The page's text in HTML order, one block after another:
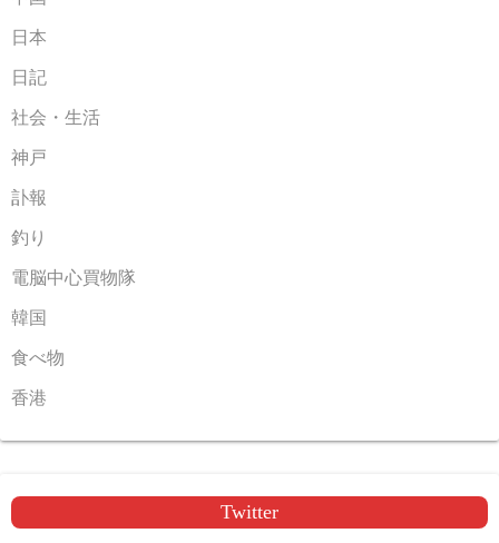
日本
日記
社会・生活
神戸
訃報
釣り
電脳中心買物隊
韓国
食べ物
香港
Twitter